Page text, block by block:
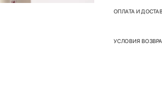
ОПЛАТА И
УСЛОВИЯ